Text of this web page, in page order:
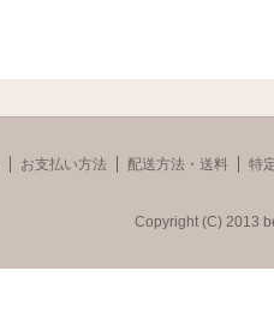
お支払い方法 配送方法・送料 特
Copyright (C) 2013